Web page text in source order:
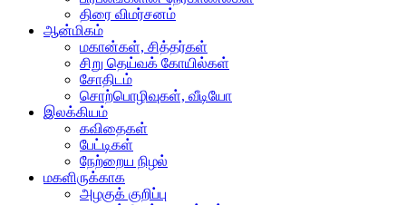
திரை விமர்சனம்
ஆன்மிகம்
மகான்கள், சித்தர்கள்
சிறு தெய்வக் கோயில்கள்
சோதிடம்
சொற்பொழிவுகள், வீடியோ
இலக்கியம்
கவிதைகள்
பேட்டிகள்
நேற்றைய நிழல்
மகளிருக்காக
அழகுக் குறிப்பு